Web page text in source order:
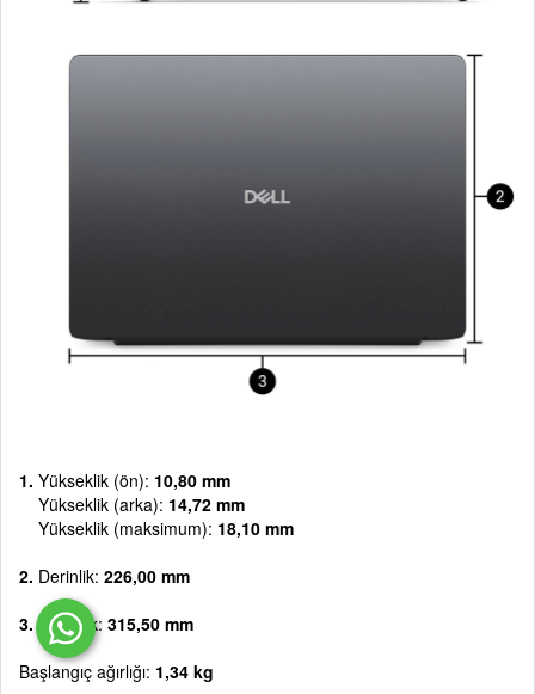
1. Yükseklik (ön): 10,80 mm
Yükseklik (arka): 14,72 mm
Yükseklik (maksimum): 18,10 mm
2. Derinlik: 226,00 mm
3.Genişlik: 315,50 mm
Başlangıç ağırlığı: 1,34 kg